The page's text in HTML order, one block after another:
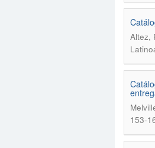
Altez,
153-